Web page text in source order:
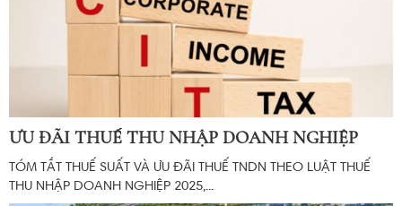
ƯU ĐÃI THUẾ THU NHẬP DOANH NGHIỆP
TÓM TẮT THUẾ SUẤT VÀ ƯU ĐÃI THUẾ TNDN THEO LUẬT THUẾ
THU NHẬP DOANH NGHIỆP 2025,...